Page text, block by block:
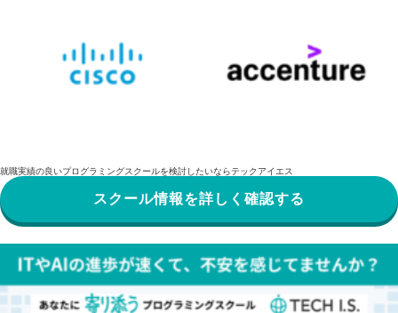
就職実績の良いプログラミングスクールを検討したいならテックアイエス
スクール情報を詳しく確認する